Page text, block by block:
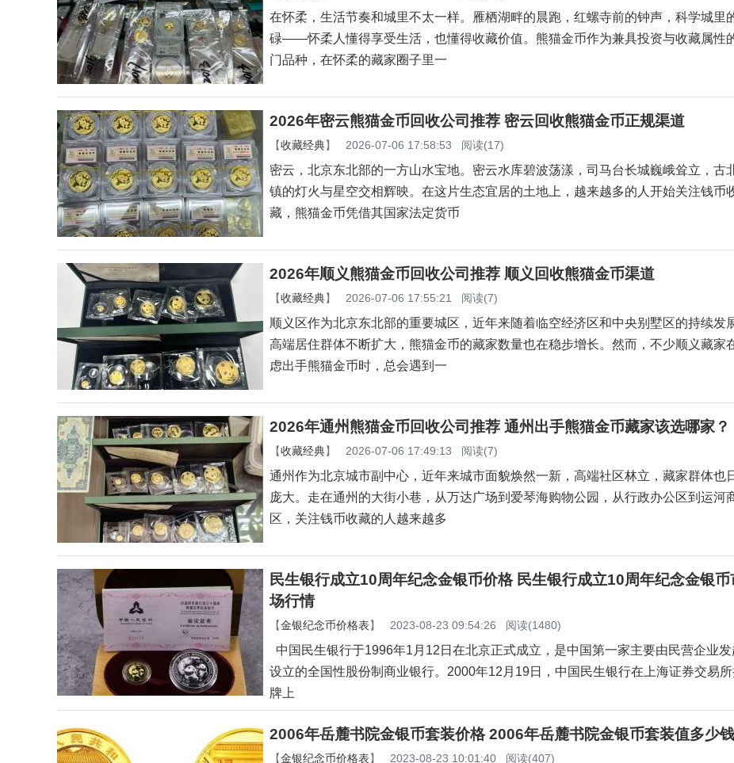
在怀柔，生活节奏和城里不太一样。雁栖湖畔的晨跑，红螺寺前的钟声，科学城里
碌——怀柔人懂得享受生活，也懂得收藏价值。熊猫金币作为兼具投资与收藏属性
门品种，在怀柔的藏家圈子里一
2026年密云熊猫金币回收公司推荐 密云回收熊猫金币正规渠道
【收藏经典】 2026-07-06 17:58:53 阅读(17)
密云，北京东北部的一方山水宝地。密云水库碧波荡漾，司马台长城巍峨耸立，古
镇的灯火与星空交相辉映。在这片生态宜居的土地上，越来越多的人开始关注钱币
藏，熊猫金币凭借其国家法定货币
2026年顺义熊猫金币回收公司推荐 顺义回收熊猫金币渠道
【收藏经典】 2026-07-06 17:55:21 阅读(7)
顺义区作为北京东北部的重要城区，近年来随着临空经济区和中央别墅区的持续发
高端居住群体不断扩大，熊猫金币的藏家数量也在稳步增长。然而，不少顺义藏家
虑出手熊猫金币时，总会遇到一
2026年通州熊猫金币回收公司推荐 通州出手熊猫金币藏家该选哪家？
【收藏经典】 2026-07-06 17:49:13 阅读(7)
通州作为北京城市副中心，近年来城市面貌焕然一新，高端社区林立，藏家群体也
庞大。走在通州的大街小巷，从万达广场到爱琴海购物公园，从行政办公区到运河
区，关注钱币收藏的人越来越多
民生银行成立10周年纪念金银币价格 民生银行成立10周年纪念金银币
场行情
【金银纪念币价格表】 2023-08-23 09:54:26 阅读(1480)
中国民生银行于1996年1月12日在北京正式成立，是中国第一家主要由民营企业发
设立的全国性股份制商业银行。2000年12月19日，中国民生银行在上海证券交易
牌上
2006年岳麓书院金银币套装价格 2006年岳麓书院金银币套装值多少钱
【金银纪念币价格表】 2023-08-23 10:01:40 阅读(407)